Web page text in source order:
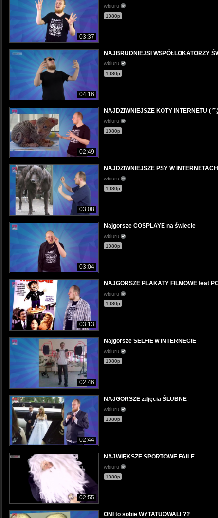
03:37
wbiuru
1080p
04:16
NAJBRUDNIEJSI WSPÓŁLOKATORZY
wbiuru
1080p
02:49
NAJDZIWNIEJSZE KOTY INTERNETU ( ͡°
wbiuru
1080p
03:08
NAJDZIWNIEJSZE PSY W INTERNETACH
wbiuru
1080p
03:04
Najgorsze COSPLAYE na świecie
wbiuru
1080p
03:13
NAJGORSZE PLAKATY FILMOWE feat
wbiuru
1080p
02:46
Najgorsze SELFIE w INTERNECIE
wbiuru
1080p
02:44
NAJGORSZE zdjęcia ŚLUBNE
wbiuru
1080p
02:55
NAJWIĘKSZE SPORTOWE FAILE
wbiuru
1080p
ONI to sobie WYTATUOWALI!??